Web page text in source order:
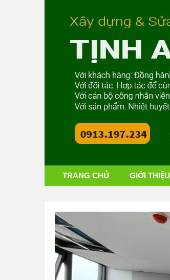
TRANG CHỦ GIỚI THIỆU